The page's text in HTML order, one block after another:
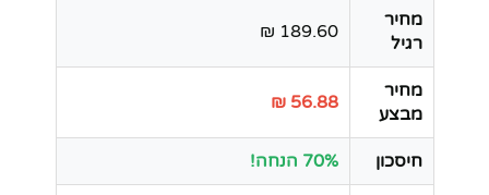
מחיר
רגיל
189.60 ₪
מחיר
מבצע
56.88 ₪
חיסכון 70% הנחה!